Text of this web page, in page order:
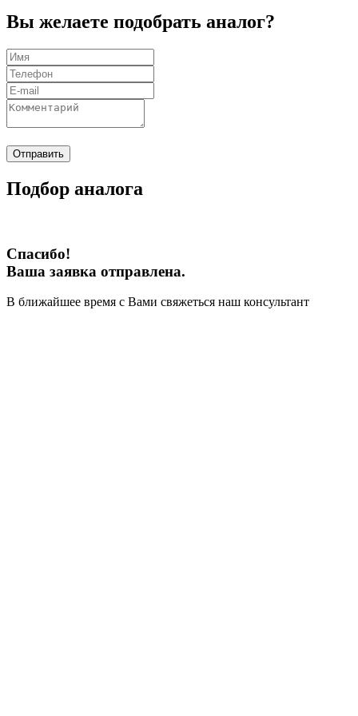
Вы желаете подобрать аналог?
Отправить
Подбор аналога
Спасибо!
Ваша заявка отправлена.
В ближайшее время с Вами свяжеться наш консультант